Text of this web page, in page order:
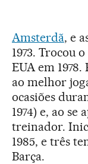
Amsterdã, e
1973. Trocou
EUA em 1978.
ao melhor
ocasiões
1974) e, ao se
treinador.
1985, e três
Barça.